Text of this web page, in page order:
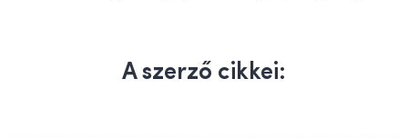
A szerző cikkei: